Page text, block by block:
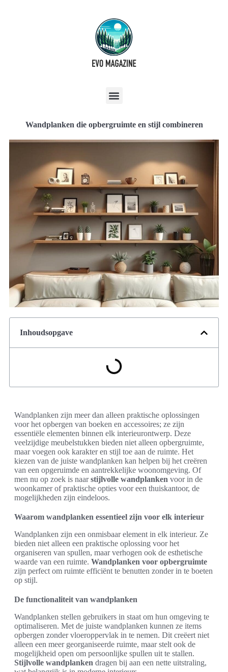
Wandplanken die opbergruimte en stijl combineren
Inhoudsopgave
Wandplanken zijn meer dan alleen praktische oplossingen
voor het opbergen van boeken en accessoires; ze zijn
essentiële elementen binnen elk interieurontwerp. Deze
veelzijdige meubelstukken bieden niet alleen opbergruimte,
maar voegen ook karakter en stijl toe aan de ruimte. Het
kiezen van de juiste wandplanken kan helpen bij het creëren
van een opgeruimde en aantrekkelijke woonomgeving. Of
men nu op zoek is naarstijlvolle wandplanken voor in de
woonkamer of praktische opties voor een thuiskantoor, de
mogelijkheden zijn eindeloos.
Waarom wandplanken essentieel zijn voor elk interieur
Wandplanken zijn een onmisbaar element in elk interieur. Ze
bieden niet alleen een praktische oplossing voor het
organiseren van spullen, maar verhogen ook de esthetische
waarde van een ruimte. Wandplanken voor opbergruimte
zijn perfect om ruimte efficiënt te benutten zonder in te boeten
op stijl.
De functionaliteit van wandplanken
Wandplanken stellen gebruikers in staat om hun omgeving te
optimaliseren. Met de juiste wandplanken kunnen ze items
opbergen zonder vloeroppervlak in te nemen. Dit creëert niet
alleen een meer georganiseerde ruimte, maar stelt ook de
mogelijkheid open om persoonlijke spullen uit te stallen.
Stijlvolle wandplanken dragen bij aan een nette uitstraling,